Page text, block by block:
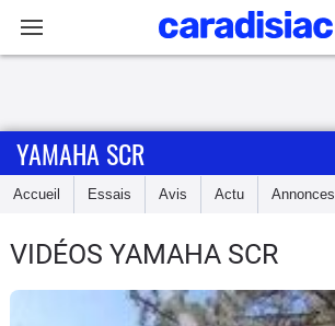
Accueil
Essais
YAMAHA SCR
Accueil Essais Avis Actu Annonces
VIDÉOS YAMAHA SCR